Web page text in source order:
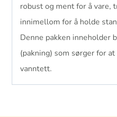
robust og ment for å vare,
innimellom for å holde
Denne pakken inneholder
(pakning) som sørger for
vanntett.